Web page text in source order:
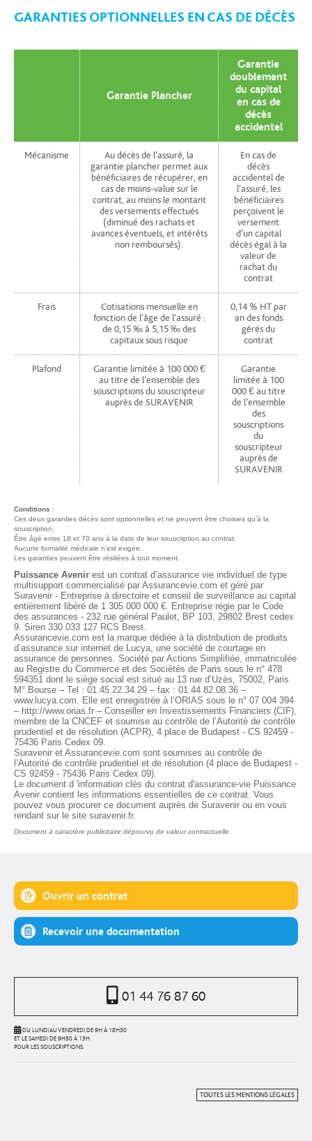
GARANTIES OPTIONNELLES EN CAS DE DÉCÈS
Garantie Plancher
Garantie
doublement
du capital
en cas de
décès
accidentel
Mécanisme
Au décès de l'assuré, la
garantie plancher permet aux
bénéficiaires de récupérer, en
cas de moins-value sur le
contrat, au moins le montant
des versements effectués
(diminué des rachats et
avances éventuels, et intérêts
non remboursés).
En cas de
décès
accidentel de
l'assuré, les
bénéficiaires
perçoivent le
versement
d’un capital
décès égal à la
valeur de
rachat du
contrat
Frais
Cotisations mensuelle en
fonction de l'âge de l'assuré :
de 0,15 ‰ à 5,15 ‰ des
capitaux sous risque
0,14 % HT par
an des fonds
gérés du
contrat
Plafond
Garantie limitée à 100 000 €
au titre de l’ensemble des
souscriptions du souscripteur
auprès de SURAVENIR
Garantie
limitée à 100
000 € au titre
de l’ensemble
des
souscriptions
du
souscripteur
auprès de
SURAVENIR
Conditions :
Ces deux garanties décès sont optionnelles et ne peuvent être choisies qu’à la
souscription.
Être âgé entre 18 et 70 ans à la date de leur souscription au contrat.
Aucune formalité médicale n’est exigée.
Les garanties peuvent être résiliées à tout moment.
Puissance Avenir est un contrat d’assurance vie individuel de type
multisupport commercialisé par Assurancevie.com et géré par
Suravenir - Entreprise à directoire et conseil de surveillance au capital
entièrement libéré de 1 305 000 000 €. Entreprise régie par le Code
des assurances - 232 rue général Paulet, BP 103, 29802 Brest cedex
9. Siren 330 033 127 RCS Brest.
Assurancevie.com est la marque dédiée à la distribution de produits
d’assurance sur internet de Lucya, une société de courtage en
assurance de personnes. Société par Actions Simplifiée, immatriculée
au Registre du Commerce et des Sociétés de Paris sous le n° 478
594351 dont le siège social est situé au 13 rue d’Uzès, 75002, Paris
M° Bourse – Tel : 01.45.22.34.29 – fax : 01.44.82.08.36 –
www.lucya.com. Elle est enregistrée à l’ORIAS sous le n° 07 004 394
– http://www.orias.fr – Conseiller en Investissements Financiers (CIF),
membre de la CNCEF et soumise au contrôle de l’Autorité de contrôle
prudentiel et de résolution (ACPR), 4 place de Budapest - CS 92459 -
75436 Paris Cedex 09.
Suravenir et Assurancevie.com sont soumises au contrôle de
l’Autorité de contrôle prudentiel et de résolution (4 place de Budapest -
CS 92459 - 75436 Paris Cedex 09).
Le document d 'information clés du contrat d'assurance-vie Puissance
Avenir contient les informations essentielles de ce contrat. Vous
pouvez vous procurer ce document auprès de Suravenir ou en vous
rendant sur le site suravenir.fr.
Document à caractère publicitaire dépourvu de valeur contractuelle.
Ouvrir un contrat
Recevoir une documentation
01 44 76 87 60
DU LUNDI AU VENDREDI DE 9H À 18H30
ET LE SAMEDI DE 9H30 À 13H
POUR LES SOUSCRIPTIONS.
TOUTES LES MENTIONS LÉGALES